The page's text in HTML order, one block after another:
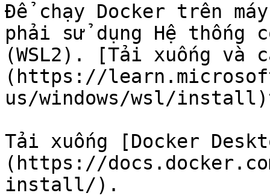
Để chạy Docker trên
phải sử dụng Hệ thống
(WSL2). [Tải xuống và
(https://
us/windows/wsl/
Tải xuống [Docker
(https://
install/).